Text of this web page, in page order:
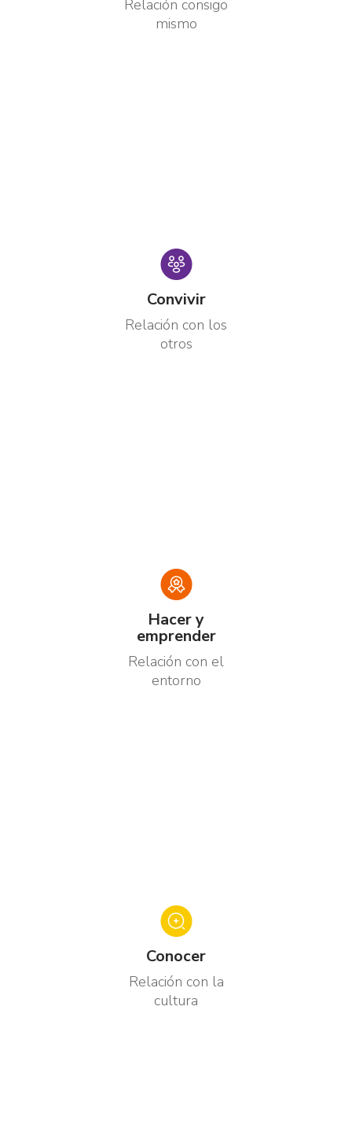
Relación consigo
mismo
Convivir
Relación con los
otros
Hacer y
emprender
Relación con el
entorno
Conocer
Relación con la
cultura